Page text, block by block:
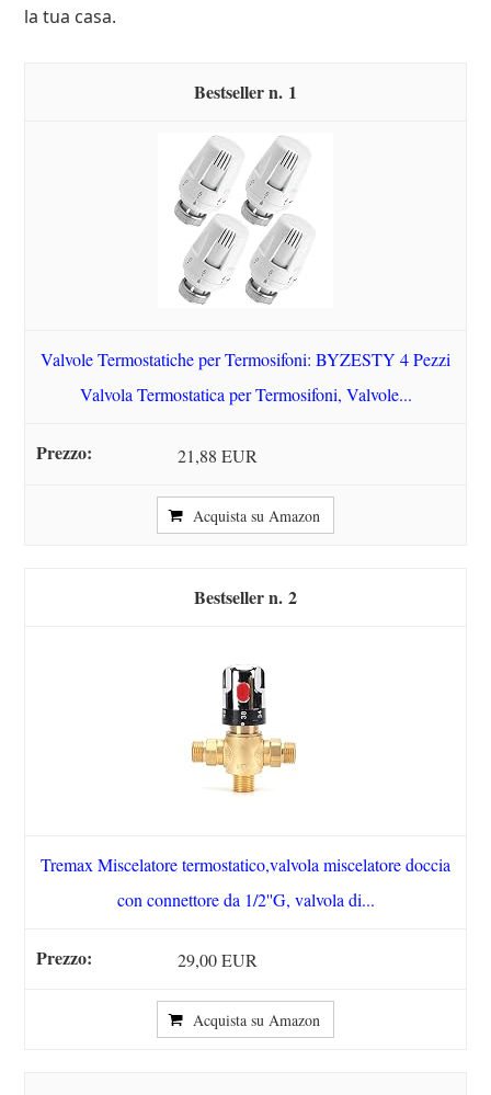
la tua casa.
1
Valvole Termostatiche per Termosifoni: BYZESTY 4 Pezzi
Valvola Termostatica per Termosifoni, Valvole...
21,88 EUR
Acquista su Amazon
2
Tremax Miscelatore termostatico,valvola miscelatore doccia
con connettore da 1/2''G, valvola di...
29,00 EUR
Acquista su Amazon